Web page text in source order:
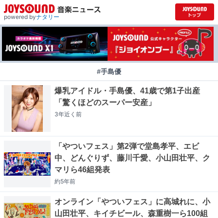
powered byナタリー
#手島優
爆乳アイドル・手島優、41歳で第1子出産
「驚くほどのスーパー安産」
3年近く 前
「やついフェス」第2弾で堂島孝平、エビ
中、どんぐりず、藤川千愛、小山田壮平、ク
マリら46組発表
約5年前
オンライン「やついフェス」に高城れに、小
山田壮平、キイチビール、森重樹一ら100組